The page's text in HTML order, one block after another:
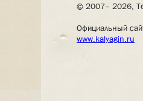
© 2007– 2026,
Официальный
www.kalyagin.ru